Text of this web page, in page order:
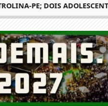
PE; DOIS ADOLESCENTES